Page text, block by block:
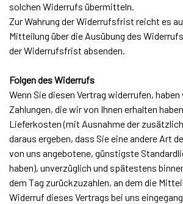
solchen Widerrufs übermitteln.
Zur Wahrung der Widerrufsfrist reicht es
Mitteilung über die Ausübung des
der Widerrufsfrist absenden.
Folgen des Widerrufs
Wenn Sie diesen Vertrag widerrufen, haben
Zahlungen, die wir von Ihnen erhalten
Lieferkosten (mit Ausnahme der
daraus ergeben, dass Sie eine andere Art
von uns angebotene, günstigste
haben), unverzüglich und spätestens
dem Tag zurückzuzahlen, an dem die
Widerruf dieses Vertrags bei uns